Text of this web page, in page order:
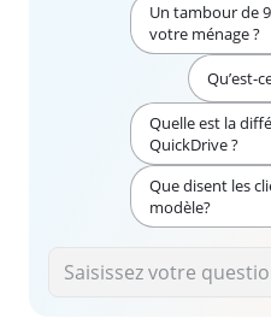
Un tambour de
votre ménage ?
Qu’est-
Quelle est la
QuickDrive ?
Que disent les
modèle?